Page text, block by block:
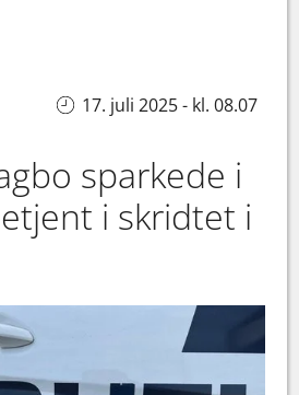
17. juli 2025 - kl. 08.07
sparkede i
i skridtet i